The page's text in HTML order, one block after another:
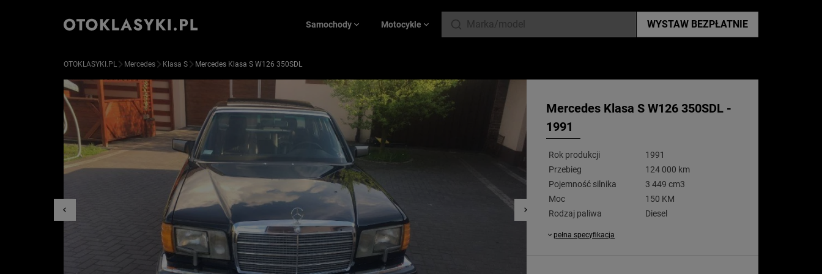
Samochody Motocykle WYSTAW BEZPŁATNIE
OTOKLASYKI.PL Mercedes Klasa S Mercedes Klasa S W126 350SDL
Mercedes Klasa S W126 350SDL -
1991
Rok produkcji
1991
Przebieg
124 000 km
Pojemność silnika
3 449 cm3
Moc
150 KM
Rodzaj paliwa
Diesel
pełna specyfikacja